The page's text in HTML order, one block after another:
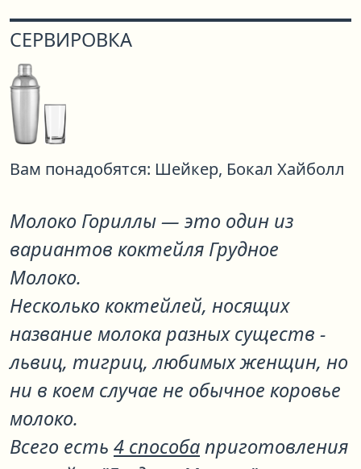
СЕРВИРОВКА
Вам понадобятся: Шейкер, Бокал Хайболл
Молоко Гориллы— это один из
вариантов коктейля Грудное
Молоко.
Несколько коктейлей, носящих
название молока разных существ -
львиц, тигриц, любимых женщин, но
ни в коем случае не обычное коровье
молоко.
Всего есть 4 способаприготовления